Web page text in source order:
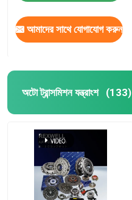
আমাদের সাথে যোগাযোগ করুন
অটো ট্রান্সমিশন যন্ত্রাংশ (133)